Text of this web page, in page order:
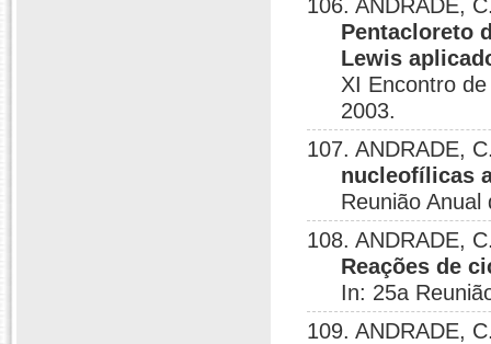
106. ANDRADE,
Pentacloreto
Lewis
XI Encontro
2003.
107. ANDRADE,
nucleofílicas
Reunião
108. ANDRADE,
Reações de
In: 25a
109. ANDRADE,